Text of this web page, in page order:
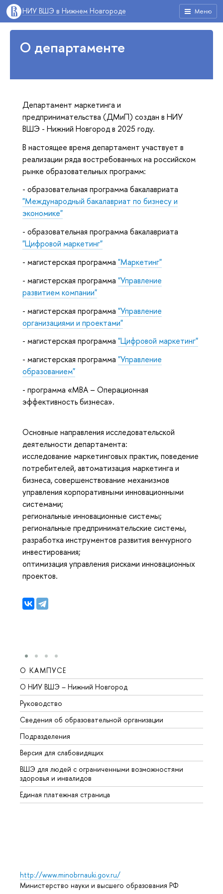
Меню
НИУ ВШЭ в Нижнем Новгороде
О департаменте
Департамент маркетинга и
предпринимательства (ДМиП) создан в НИУ
ВШЭ - Нижний Новгород в 2025 году.
В настоящее время департамент участвует в
реализации ряда востребованных на российском
рынке образовательных программ:
- образовательная программа бакалавриата
"Международный бакалавриат по бизнесу и
экономике"
- образовательная программа бакалавриата
"Цифровой маркетинг"
- магистерская программа "Маркетинг"
- магистерская программа "Управление
развитием компании"
- магистерская программа "Управление
организациями и проектами"
- магистерская программа "Цифровой маркетинг"
- магистерская программа "Управление
образованием"
- программа «MBA – Операционная
эффективность бизнеса».
Основные направления исследовательской
деятельности департамента:
исследование маркетинговых практик, поведение
потребителей, автоматизация маркетинга и
бизнеса, совершенствование механизмов
управления корпоративными инновационными
системами;
региональные инновационные системы;
региональные предпринимательские системы,
разработка инструментов развития венчурного
инвестирования;
оптимизация управления рисками инновационных
проектов.
О КАМПУСЕ
О НИУ ВШЭ – Нижний Новгород
Руководство
Сведения об образовательной организации
Подразделения
Версия для слабовидящих
ВШЭ для людей с ограниченными возможностями
здоровья и инвалидов
Единая платежная страница
http://www.minobrnauki.gov.ru/
Министерство науки и высшего образования РФ